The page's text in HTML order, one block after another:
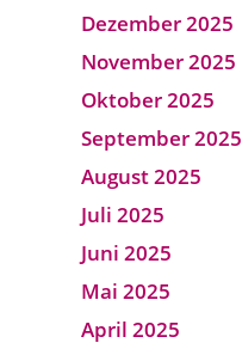
Dezember 2025
November 2025
Oktober 2025
September 2025
August 2025
Juli 2025
Juni 2025
Mai 2025
April 2025